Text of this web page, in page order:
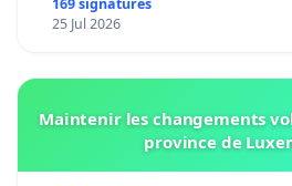
Bruxelles
169 signatures
25 Jul 2026
Maintenir les changements
province de